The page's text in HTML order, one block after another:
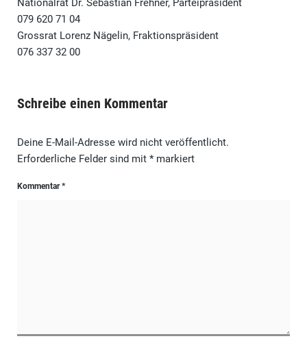
Nationalrat Dr. Sebastian Frehner, Parteipräsident
079 620 71 04
Grossrat Lorenz Nägelin, Fraktionspräsident
076 337 32 00
Schreibe einen Kommentar
Deine E-Mail-Adresse wird nicht veröffentlicht.
Erforderliche Felder sind mit *markiert
Kommentar*